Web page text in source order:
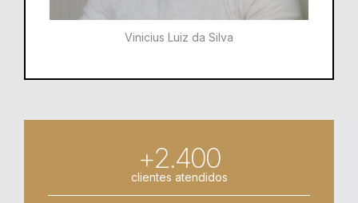
Vinicius Luiz da Silva
+2.400
clientes atendidos